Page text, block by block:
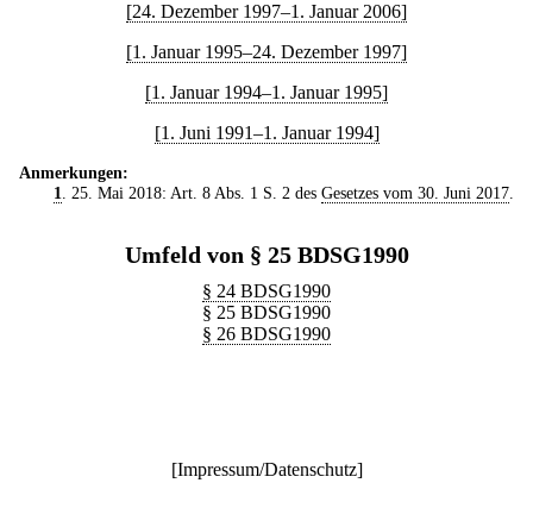
[24. Dezember 1997–1. Januar 2006]
[1. Januar 1995–24. Dezember 1997]
[1. Januar 1994–1. Januar 1995]
[1. Juni 1991–1. Januar 1994]
Anmerkungen:
1
. 25. Mai 2018: Art. 8 Abs. 1 S. 2 des Gesetzes vom 30. Juni 2017.
Umfeld von § 25 BDSG1990
§ 24 BDSG1990
§ 25 BDSG1990
§ 26 BDSG1990
[Impressum/Datenschutz]